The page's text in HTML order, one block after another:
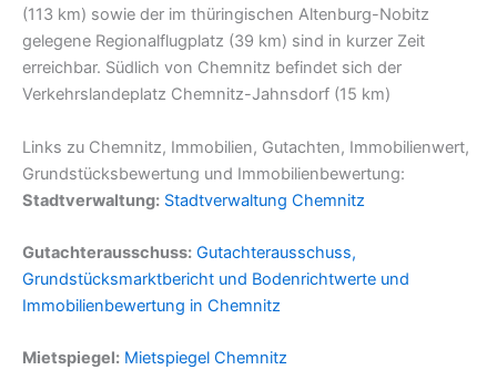
(113 km) sowie der im thüringischen Altenburg-Nobitz
gelegene Regionalflugplatz (39 km) sind in kurzer Zeit
erreichbar. Südlich von Chemnitz befindet sich der
Verkehrslandeplatz Chemnitz-Jahnsdorf (15 km)
Links zu Chemnitz, Immobilien, Gutachten, Immobilienwert,
Grundstücksbewertung und Immobilienbewertung:
Stadtverwaltung: Stadtverwaltung Chemnitz
Gutachterausschuss: Gutachterausschuss,
Grundstücksmarktbericht und Bodenrichtwerte und
Immobilienbewertung in Chemnitz
Mietspiegel: Mietspiegel Chemnitz